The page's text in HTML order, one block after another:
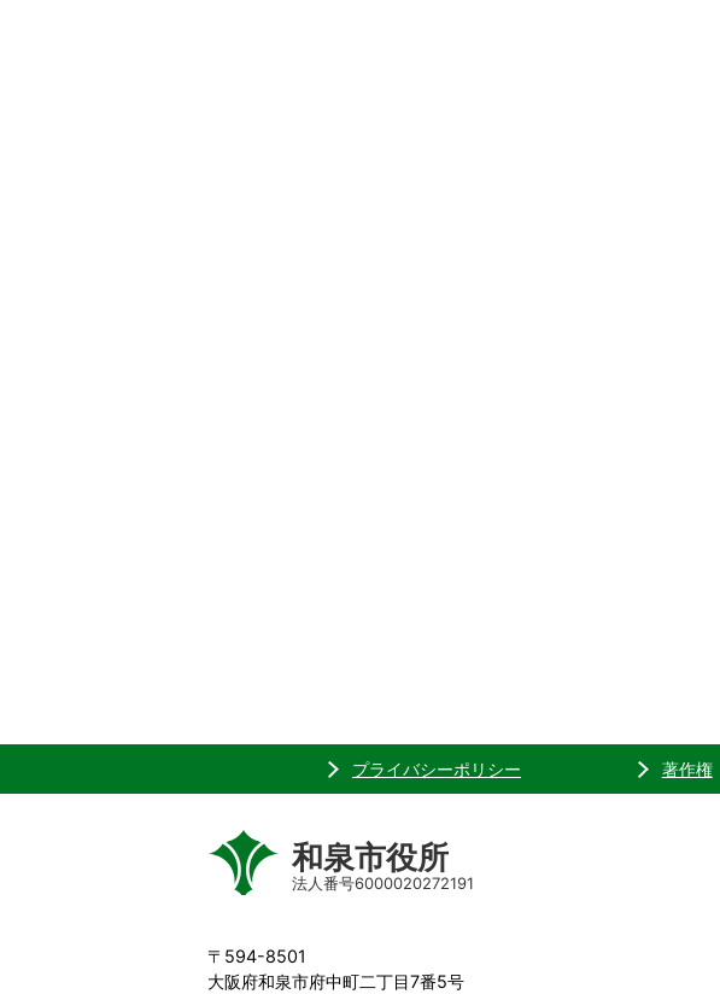
プライバシーポリシー 著作権
和泉市役所
法人番号6000020272191
〒594-8501
大阪府和泉市府中町二丁目7番5号